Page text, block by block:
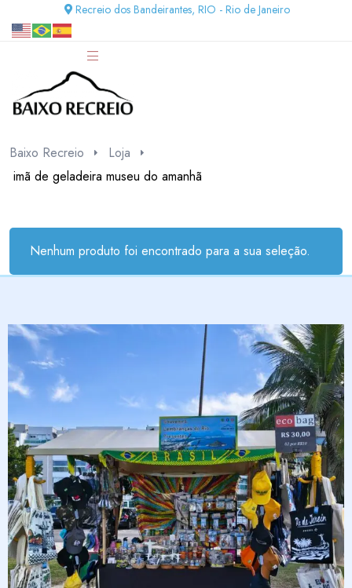
Recreio dos Bandeirantes, RIO - Rio de Janeiro
Baixo Recreio
Loja
imã de geladeira museu do amanhã
Nenhum produto foi encontrado para a sua seleção.